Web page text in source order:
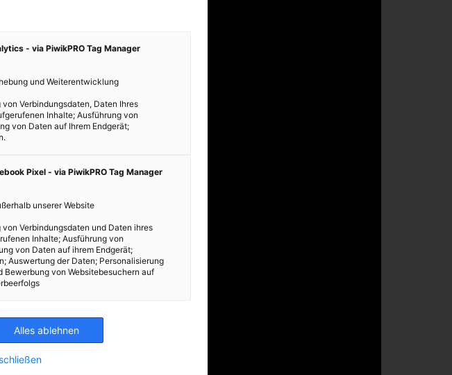
- via PiwikPRO Tag Manager
und Weiterentwicklung
von Verbindungsdaten, Daten Ihres
Inhalte; Ausführung von
von Daten auf Ihrem Endgerät;
Pixel - via PiwikPRO Tag Manager
unserer Website
von Verbindungsdaten und Daten ihres
Inhalte; Ausführung von
von Daten auf ihrem Endgerät;
Auswertung der Daten; Personalisierung
Bewerbung von Websitebesuchern auf
Alles ablehnen